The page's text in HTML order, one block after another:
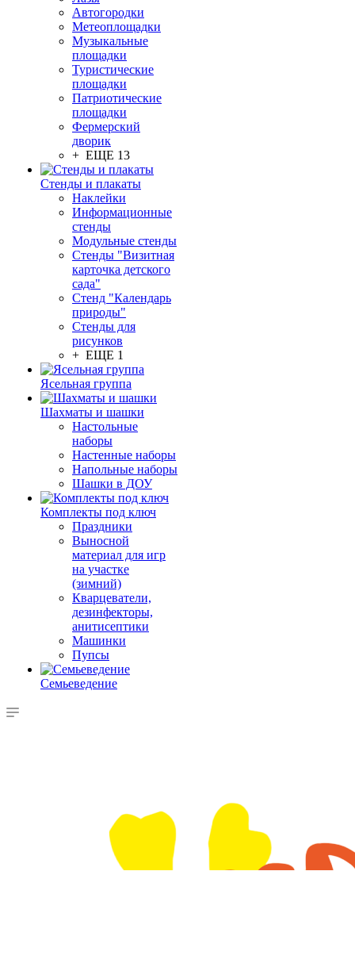
Автогородки
Метеоплощадки
Музыкальные
площадки
Туристические
площадки
Патриотические
площадки
Фермерский
дворик
+ ЕЩЕ 13
Стенды и плакаты
Наклейки
Информационные
стенды
Модульные стенды
Стенды "Визитная
карточка детского
сада"
Стенд "Календарь
природы"
Стенды для
рисунков
+ ЕЩЕ 1
Ясельная группа
Шахматы и шашки
Настольные
наборы
Настенные наборы
Напольные наборы
Шашки в ДОУ
Комплекты под ключ
Праздники
Выносной
материал для игр
на участке
(зимний)
Кварцеватели,
дезинфекторы,
анитисептики
Машинки
Пупсы
Семьеведение